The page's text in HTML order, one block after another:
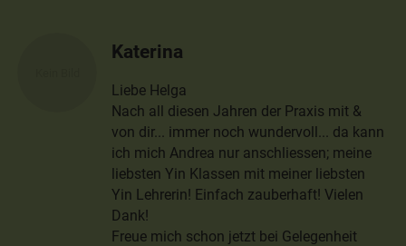
Katerina
Liebe Helga
Nach all diesen Jahren der Praxis mit &
von dir... immer noch wundervoll... da kann
ich mich Andrea nur anschliessen; meine
liebsten Yin Klassen mit meiner liebsten
Yin Lehrerin! Einfach zauberhaft! Vielen
Dank!
Freue mich schon jetzt bei Gelegenheit